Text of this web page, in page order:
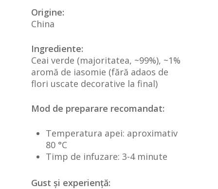
Origine:
China
Ingrediente:
Ceai verde (majoritatea, ~99%), ~1%
aromă de iasomie (fără adaos de
flori uscate decorative la final)
Mod de preparare recomandat:
Temperatura apei: aproximativ
80 °C
Timp de infuzare: 3-4 minute
Gust și experiență: